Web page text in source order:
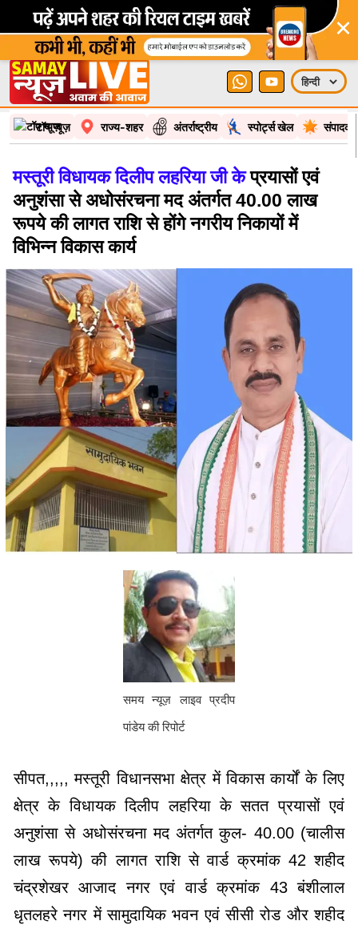
×
टॉप न्यूज़ राज्य-शहर अंतर्राष्ट्रीय स्पोर्ट्स खेल
मस्तूरी विधायक दिलीप लहरिया जी केप्रयासों एवं
अनुशंसा से अधोसंरचना मद अंतर्गत 40.00 लाख
रूपये की लागत राशि से होंगे नगरीय निकायों में
विभिन्न विकास कार्य
समय न्यूज़ लाइव प्रदीप
पांडेय की रिपोर्ट
सीपत,,,,, मस्तूरी विधानसभा क्षेत्र में विकास कार्यों के लिए
क्षेत्र के विधायक दिलीप लहरिया के सतत प्रयासों एवं
अनुशंसा से अधोसंरचना मद अंतर्गत कुल- 40.00 (चालीस
लाख रूपये) की लागत राशि से वार्ड क्रमांक 42 शहीद
चंद्रशेखर आजाद नगर एवं वार्ड क्रमांक 43 बंशीलाल
धृतलहरे नगर में सामुदायिक भवन एवं सीसी रोड और शहीद